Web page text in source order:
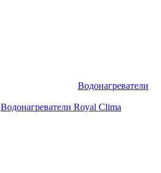
Водонагреватели
Водонагреватели Royal Clima